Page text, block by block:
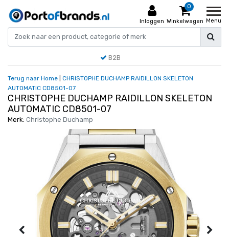
Inloggen
0
Winkelwagen Menu
B2B
Terug naar Home
CHRISTOPHE DUCHAMP RAIDILLON SKELETON
AUTOMATIC CD8501-07
CHRISTOPHE DUCHAMP RAIDILLON SKELETON
AUTOMATIC CD8501-07
Merk: Christophe Duchamp